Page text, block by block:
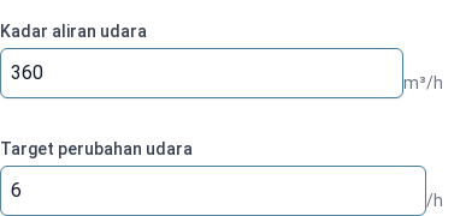
Kadar aliran udara
m³/h
Target perubahan udara
/h